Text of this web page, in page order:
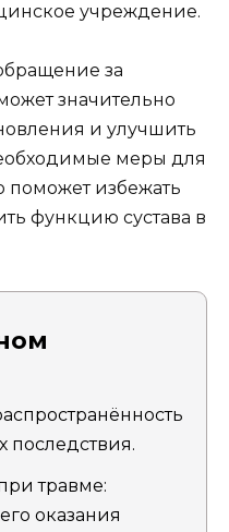
учреждение.
за
значительно
и улучшить
меры для
поможет избежать
функцию сустава в
последствия.
травме:
оказания